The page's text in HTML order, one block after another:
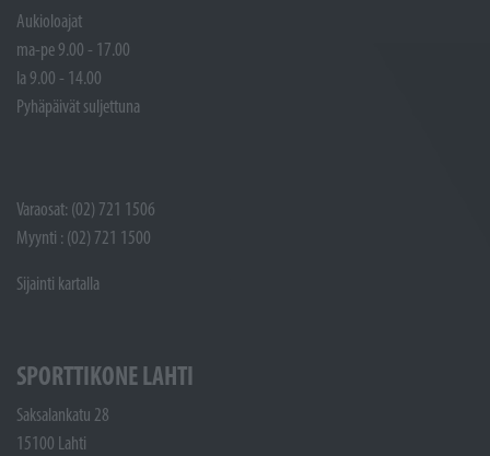
Aukioloajat
ma-pe 9.00 - 17.00
la 9.00 - 14.00
Pyhäpäivät suljettuna
Varaosat: (02) 721 1506
Myynti : (02) 721 1500
Sijainti kartalla
SPORTTIKONE LAHTI
Saksalankatu 28
15100 Lahti